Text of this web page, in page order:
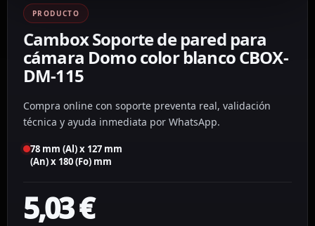
PRODUCTO
Cambox Soporte de pared para
cámara Domo color blanco CBOX-
DM-115
Compra online con soporte preventa real, validación
técnica y ayuda inmediata por WhatsApp.
78 mm (Al) x 127 mm
(An) x 180 (Fo) mm
5,03€